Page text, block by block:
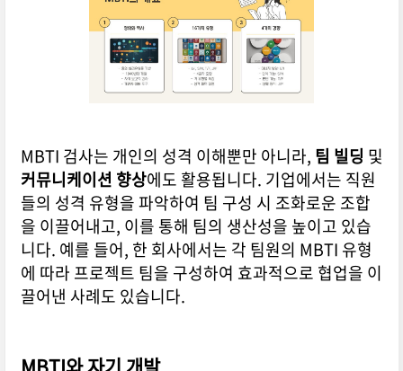
MBTI 검사는 개인의 성격 이해뿐만 아니라, 팀 빌딩 및
커뮤니케이션 향상에도 활용됩니다. 기업에서는 직원
들의 성격 유형을 파악하여 팀 구성 시 조화로운 조합
을 이끌어내고, 이를 통해 팀의 생산성을 높이고 있습
니다. 예를 들어, 한 회사에서는 각 팀원의 MBTI 유형
에 따라 프로젝트 팀을 구성하여 효과적으로 협업을 이
끌어낸 사례도 있습니다.